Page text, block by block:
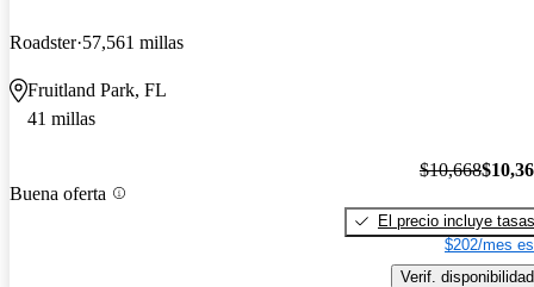
Roadster 57,561 millas
Fruitland Park, FL
41 millas
Buena oferta
$10,668
El precio incluye tasas
$202/mes
Verif. disponibilidad